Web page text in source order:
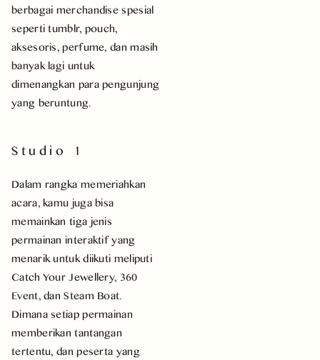
berbagai merchandise spesial
seperti tumblr, pouch,
aksesoris, perfume, dan masih
banyak lagi untuk
dimenangkan para pengunjung
yang beruntung.
Studio 1
Dalam rangka memeriahkan
acara, kamu juga bisa
memainkan tiga jenis
permainan interaktif yang
menarik untuk diikuti meliputi
Catch Your Jewellery, 360
Event, dan Steam Boat.
Dimana setiap permainan
memberikan tantangan
tertentu, dan peserta yang